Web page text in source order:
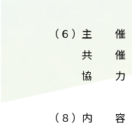
（６）主 催
共 催 三重
協 力 三重
（８）内 容